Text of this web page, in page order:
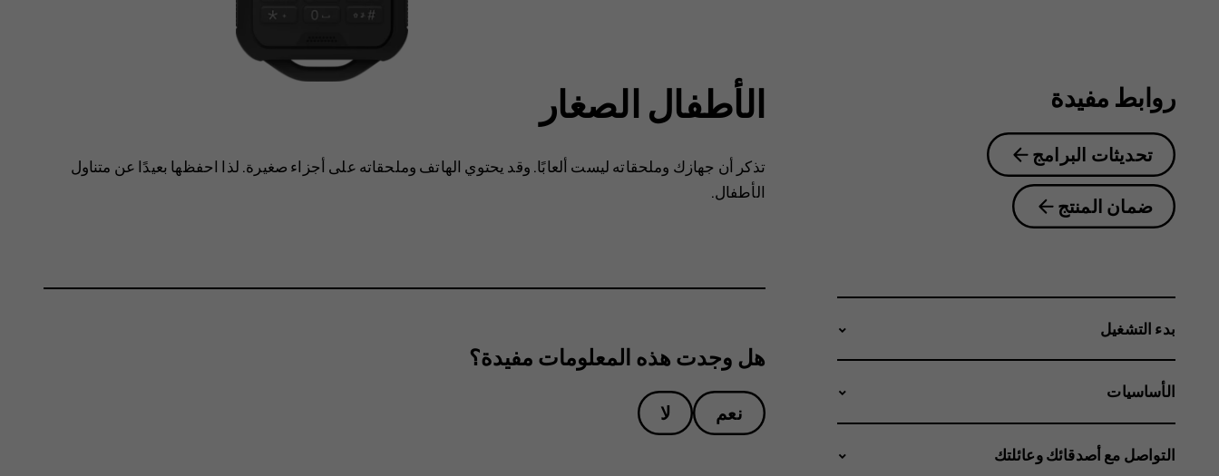
الأطفال الصغار
تذكر أن جهازك وملحقاته ليست ألعابًا. وقد يحتوي الهاتف وملحقاته على أجزاء صغيرة. لذا احفظها بعيدًا عن متناول
الأطفال.
هل وجدت هذه المعلومات مفيدة؟
نعم لا
روابط مفيدة
تحديثات البرامج
ضمان المنتج
بدء التشغيل
الأساسيات
التواصل مع أصدقائك وعائلتك